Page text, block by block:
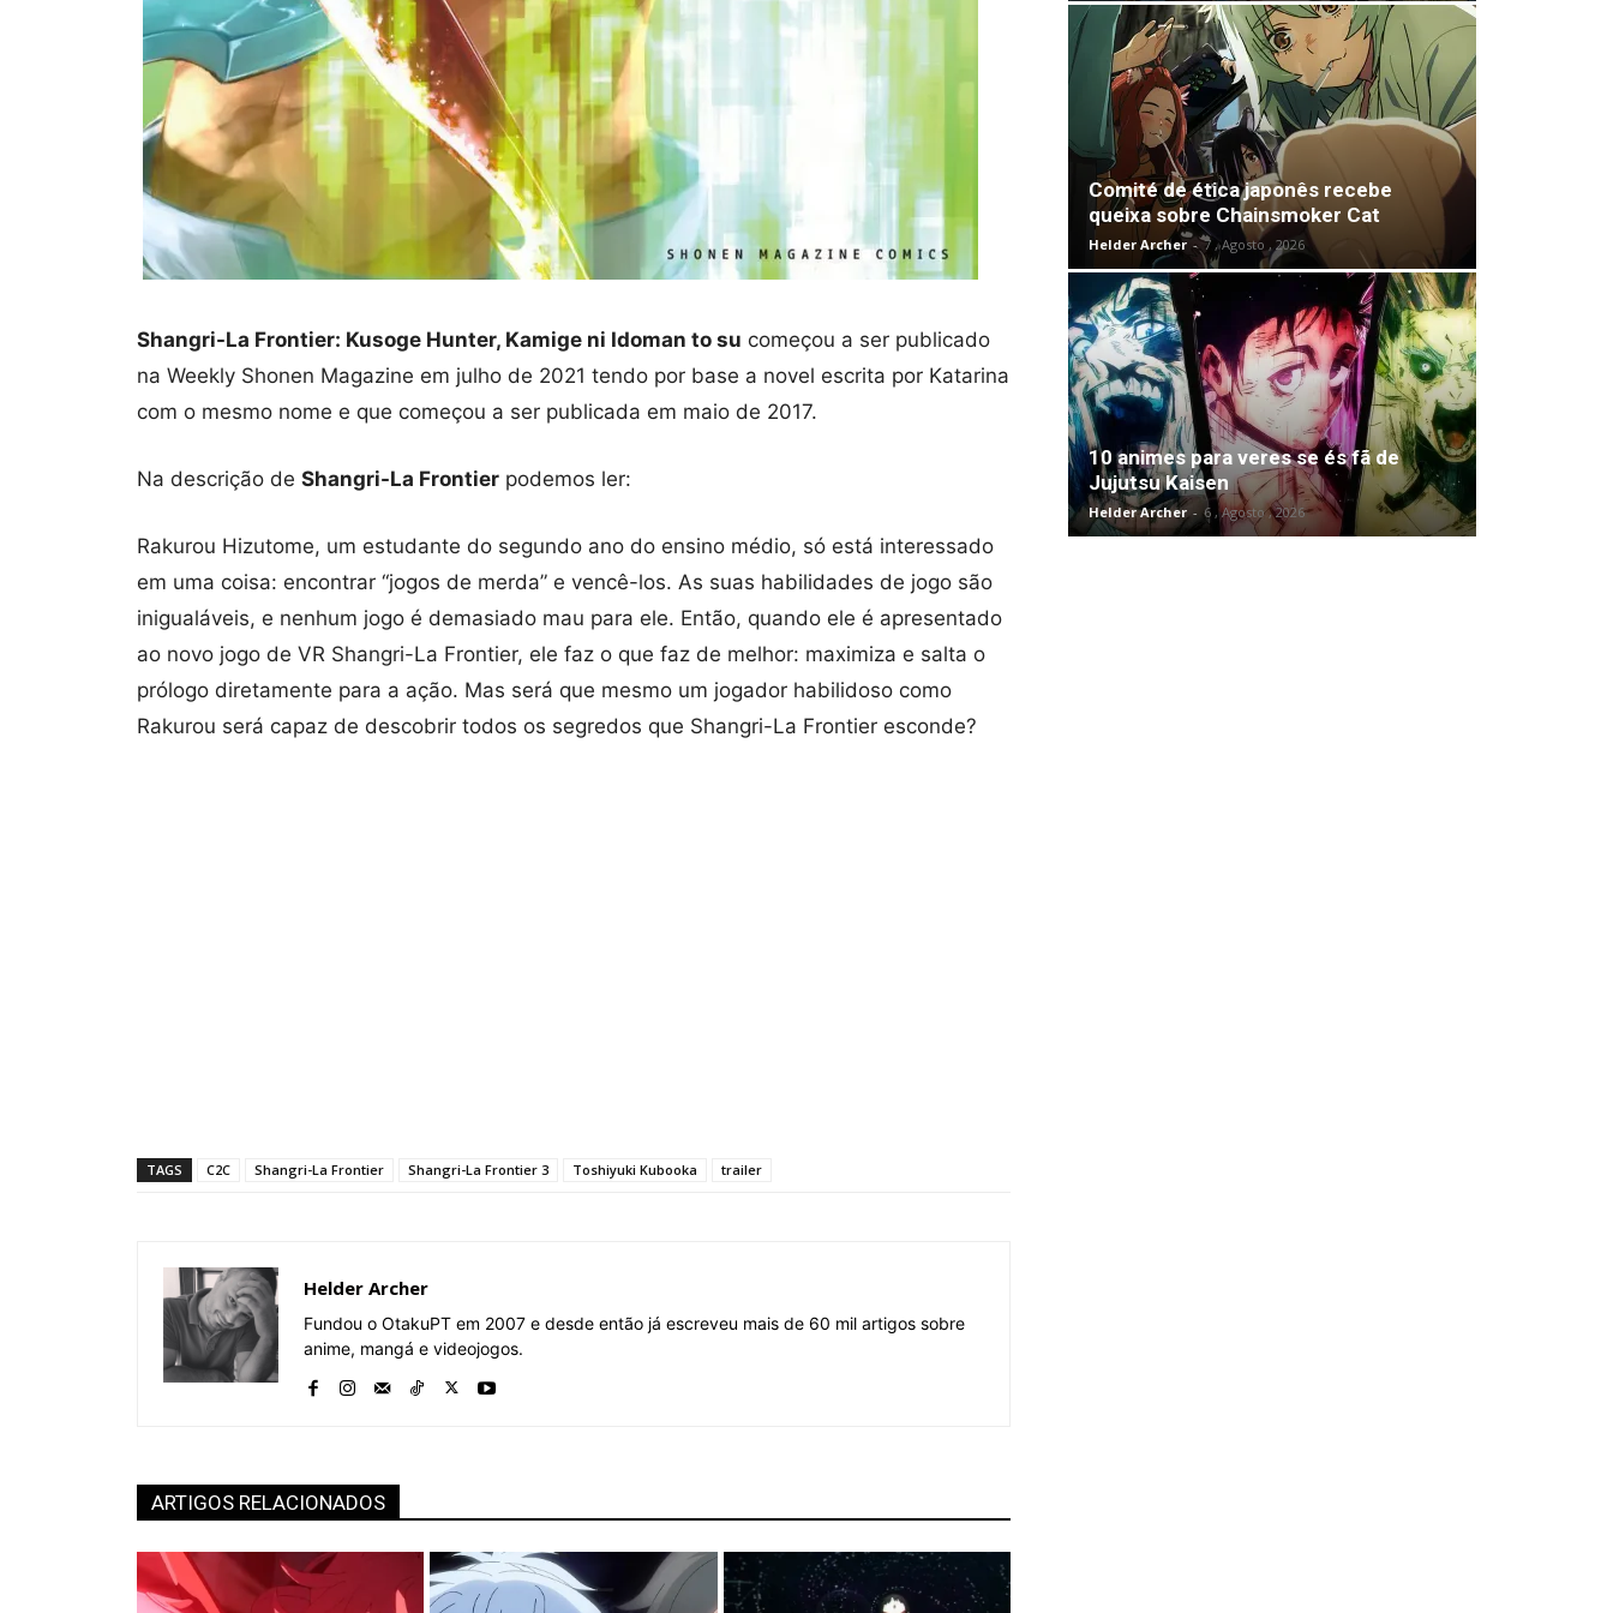
Shangri-La Frontier: Kusoge Hunter, Kamige ni Idoman to su começou a ser publicado
na Weekly Shonen Magazine em julho de 2021 tendo por base a novel escrita por Katarina
com o mesmo nome e que começou a ser publicada em maio de 2017.
Na descrição de Shangri-La Frontier podemos ler:
Rakurou Hizutome, um estudante do segundo ano do ensino médio, só está interessado
em uma coisa: encontrar “jogos de merda” e vencê-los. As suas habilidades de jogo são
inigualáveis, e nenhum jogo é demasiado mau para ele. Então, quando ele é apresentado
ao novo jogo de VR Shangri-La Frontier, ele faz o que faz de melhor: maximiza e salta o
prólogo diretamente para a ação. Mas será que mesmo um jogador habilidoso como
Rakurou será capaz de descobrir todos os segredos que Shangri-La Frontier esconde?
TAGS C2C Shangri-La Frontier Shangri-La Frontier 3 Toshiyuki Kubooka trailer
Helder Archer
Fundou o OtakuPT em 2007 e desde então já escreveu mais de 60 mil artigos sobre
anime, mangá e videojogos.
ARTIGOS RELACIONADOS
Comité de ética japonês recebe
queixa sobre Chainsmoker Cat
Helder Archer - 7 , Agosto , 2026
10 animes para veres se és fã de
Jujutsu Kaisen
Helder Archer - 6 , Agosto , 2026